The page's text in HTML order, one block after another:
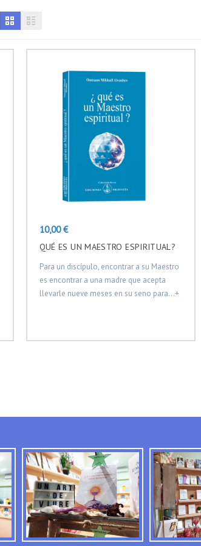
Precio
10,00 €
QUÉ ES UN MAESTRO ESPIRITUAL?
Para un discípulo, encontrar a su Maestro
es encontrar a una madre que acepta
llevarle nueve meses en su seno para...+